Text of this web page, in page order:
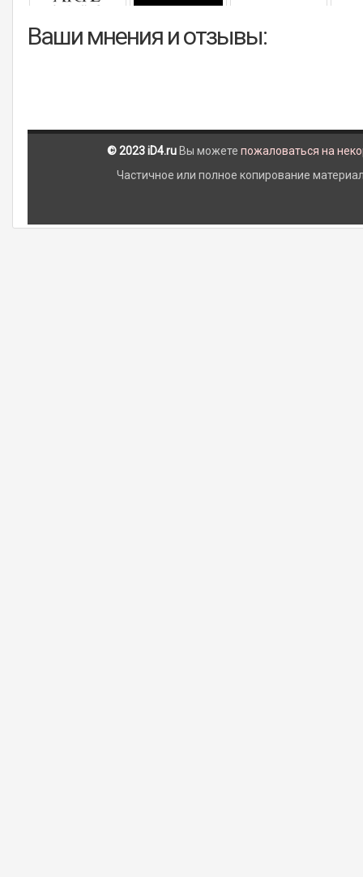
Ваши мнения и отзывы:
© 2023 iD4.ru Вы можете пожаловаться на
Частичное или полное копирование